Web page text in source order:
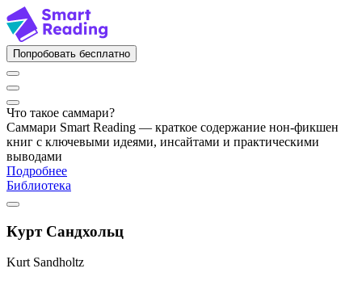
Попробовать бесплатно
Что такое саммари?
Саммари Smart Reading — краткое содержание нон-фикшен
книг с ключевыми идеями, инсайтами и практическими
выводами
Подробнее
Библиотека
Курт Сандхольц
Kurt Sandholtz